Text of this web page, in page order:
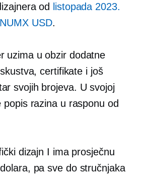
od
listopada 2023.
USD.
uzima u obzir dodatne
certifikate i još
svojih brojeva. U svojoj
popis razina u rasponu od
dizajn I ima prosječnu
pa sve do stručnjaka